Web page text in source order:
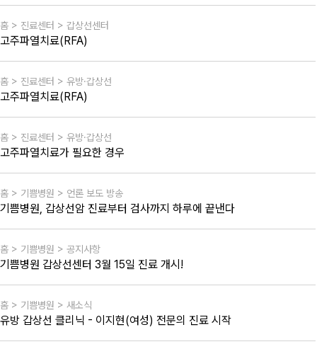
홈 > 진료센터 > 갑상선센터
고주파열치료(RFA)
홈 > 진료센터 > 유방·갑상선
고주파열치료(RFA)
홈 > 진료센터 > 유방·갑상선
고주파열치료가 필요한 경우
홈 > 기쁨병원 > 언론 보도 방송
기쁨병원, 갑상선암 진료부터 검사까지 하루에 끝낸다
홈 > 기쁨병원 > 공지사항
기쁨병원 갑상선센터 3월 15일 진료 개시!
홈 > 기쁨병원 > 새소식
유방 갑상선 클리닉 - 이지현(여성) 전문의 진료 시작